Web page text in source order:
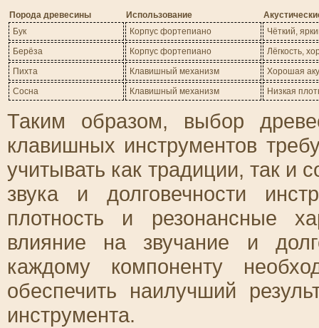
Порода древесины Использование
Бук
Корпус фортепиано
Чёткий,
Берёза
Корпус фортепиано
Лёгкость,
Пихта
Клавишный механизм
Хорошая
Сосна
Клавишный механизм Низкая
Таким образом, выбор
клавишных инструментов
учитывать как традиции, так и
звука и долговечности
плотность и резонансные
влияние на звучание и
каждому компоненту
обеспечить наилучший
инструмента.